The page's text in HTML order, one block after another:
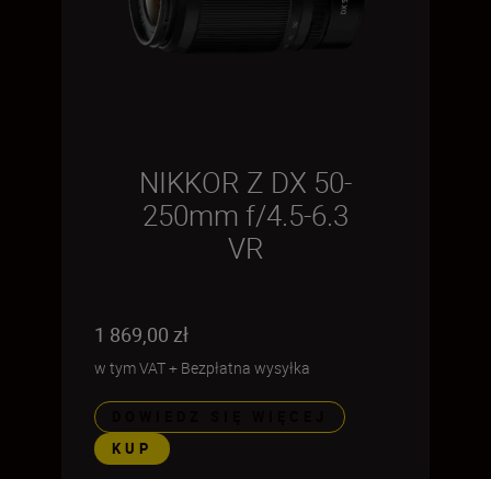
NIKKOR Z DX 50-
250mm f/4.5-6.3
VR
1 869,00 zł
w tym VAT+ Bezpłatna wysyłka
KUP